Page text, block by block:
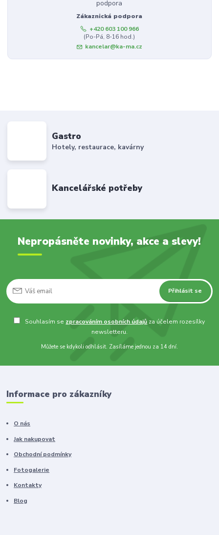
Zákaznická podpora
+420 603 100 966
(Po-Pá, 8-16 hod.)
kancelar@ka-ma.cz
Gastro
Hotely, restaurace, kavárny
Kancelářské potřeby
Nepropásněte novinky, akce a slevy!
Přihlásit se
Souhlasím se zpracováním osobních údajů za účelem rozesílky
newsletteru.
Můžete se kdykoli odhlásit. Zasíláme jednou za 14 dní.
Informace pro zákazníky
O nás
Jak nakupovat
Obchodní podmínky
Fotogalerie
Kontakty
Blog